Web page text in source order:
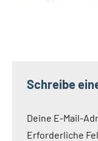
Schreibe
Deine E-Mail-
Erforderliche